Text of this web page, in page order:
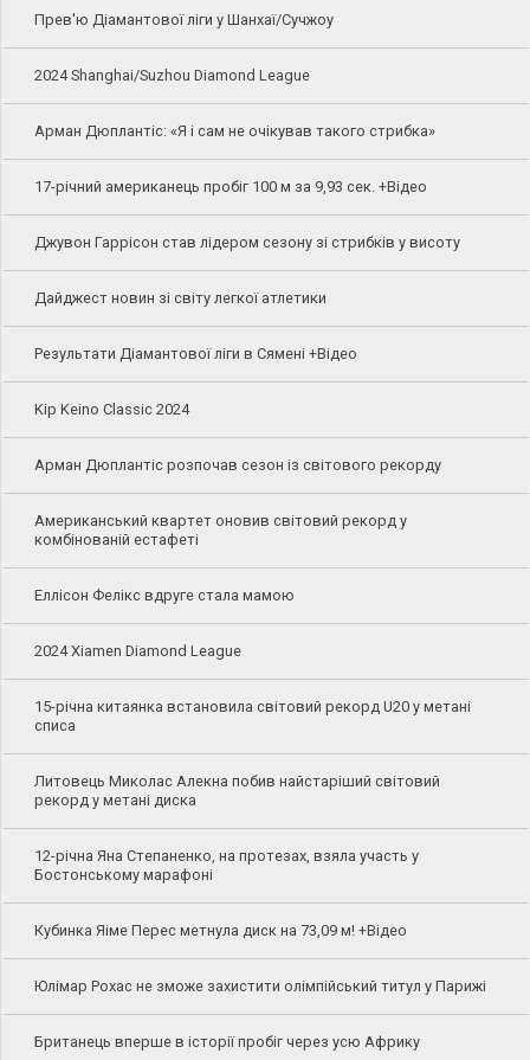
Прев'ю Діамантової ліги у Шанхаї/Сучжоу
2024 Shanghai/Suzhou Diamond League
Арман Дюплантіс: «Я і сам не очікував такого стрибка»
17-річний американець пробіг 100 м за 9,93 сек. +Відео
Джувон Гаррісон став лідером сезону зі стрибків у висоту
Дайджест новин зі світу легкої атлетики
Результати Діамантової ліги в Сямені +Відео
Kip Keino Classic 2024
Арман Дюплантіс розпочав сезон із світового рекорду
Американський квартет оновив світовий рекорд у
комбінованій естафеті
Еллісон Фелікс вдруге стала мамою
2024 Xiamen Diamond League
15-річна китаянка встановила світовий рекорд U20 у метані
списа
Литовець Миколас Алекна побив найстаріший світовий
рекорд у метані диска
12-річна Яна Степаненко, на протезах, взяла участь у
Бостонському марафоні
Кубинка Яіме Перес метнула диск на 73,09 м! +Відео
Юлімар Рохас не зможе захистити олімпійський титул у Парижі
Британець вперше в історії пробіг через усю Африку